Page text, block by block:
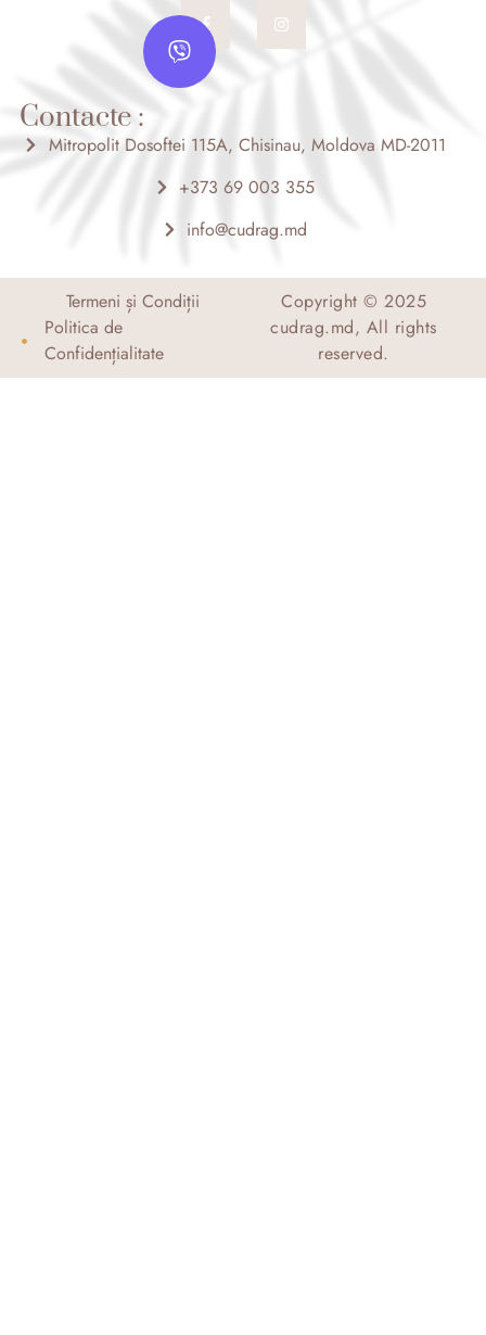
a
c
b
o
-
f
n
s
t
m
V
i
b
e
Contacte :
Mitropolit Dosoftei 115A, Chisinau, Moldova MD-2011
+373 69 003 355
info@cudrag.md
Termeni și Condiții
Politica de
Confidențialitate
Copyright © 2025
cudrag.md, All rights
reserved.